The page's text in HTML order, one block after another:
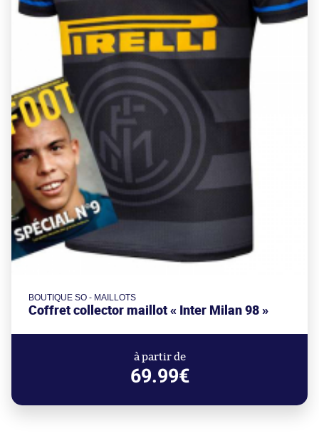
BOUTIQUE SO - MAILLOTS
Coffret collector maillot « Inter Milan 98 »
à partir de
69.99€